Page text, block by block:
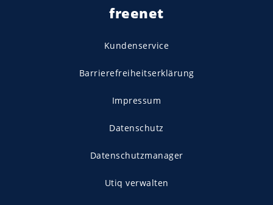
freenet
Kundenservice
Barrierefreiheitserklärung
Impressum
Datenschutz
Datenschutzmanager
Utiq verwalten